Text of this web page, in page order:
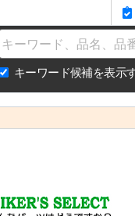
キーワード候補を表示